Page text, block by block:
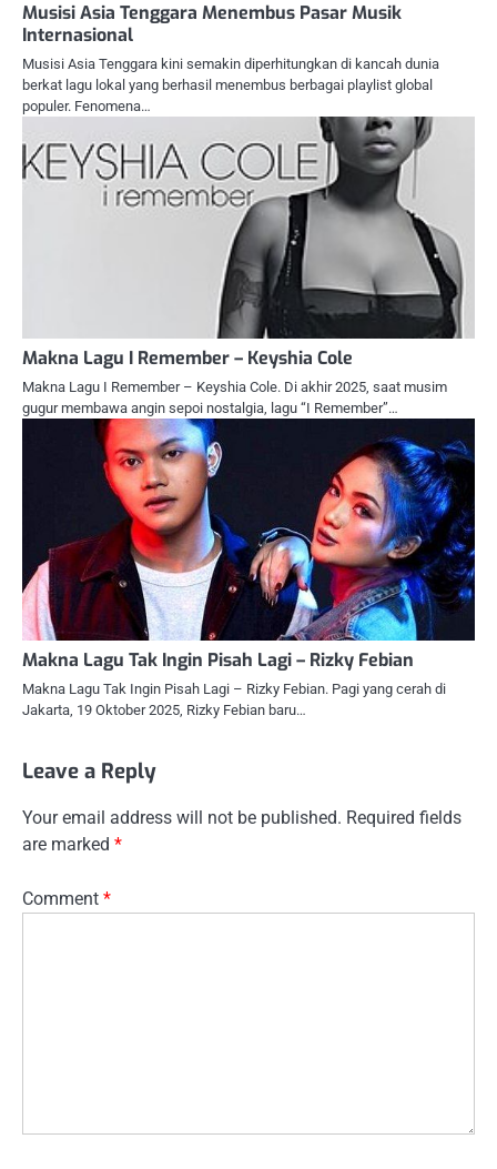
Musisi Asia Tenggara Menembus Pasar Musik
Internasional
Musisi Asia Tenggara kini semakin diperhitungkan di kancah dunia
berkat lagu lokal yang berhasil menembus berbagai playlist global
populer. Fenomena…
Makna Lagu I Remember – Keyshia Cole
Makna Lagu I Remember – Keyshia Cole. Di akhir 2025, saat musim
gugur membawa angin sepoi nostalgia, lagu “I Remember”…
Makna Lagu Tak Ingin Pisah Lagi – Rizky Febian
Makna Lagu Tak Ingin Pisah Lagi – Rizky Febian. Pagi yang cerah di
Jakarta, 19 Oktober 2025, Rizky Febian baru…
Leave a Reply
Your email address will not be published. Required fields
are marked *
Comment *